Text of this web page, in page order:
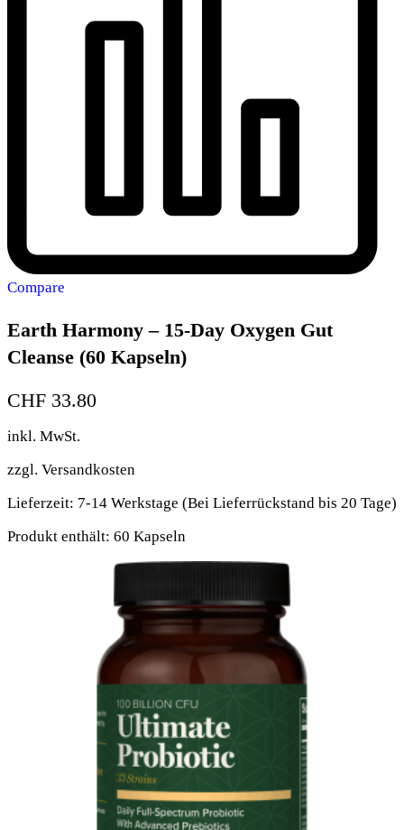
Compare
Earth Harmony – 15-Day Oxygen Gut
Cleanse (60 Kapseln)
CHF 33.80
inkl. MwSt.
zzgl. Versandkosten
Lieferzeit: 7-14 Werkstage (Bei Lieferrückstand bis 20 Tage)
Produkt enthält: 60 Kapseln